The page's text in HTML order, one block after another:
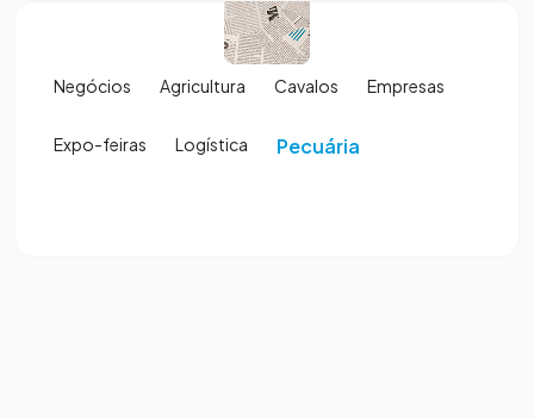
Negócios Agricultura Cavalos Empresas
Expo-feiras Logística Pecuária